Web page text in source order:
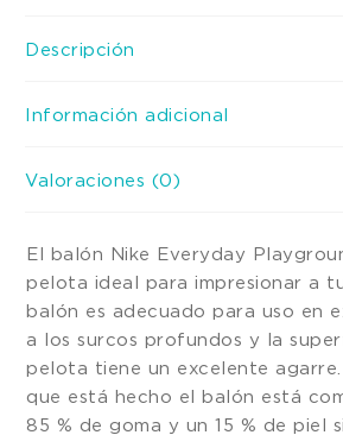
Descripción
Información adicional
Valoraciones (0)
El balón Nike Everyday
pelota ideal para impresionar a
balón es adecuado para uso en
a los surcos profundos y la
pelota tiene un excelente
que está hecho el balón está
85 % de goma y un 15 % de piel